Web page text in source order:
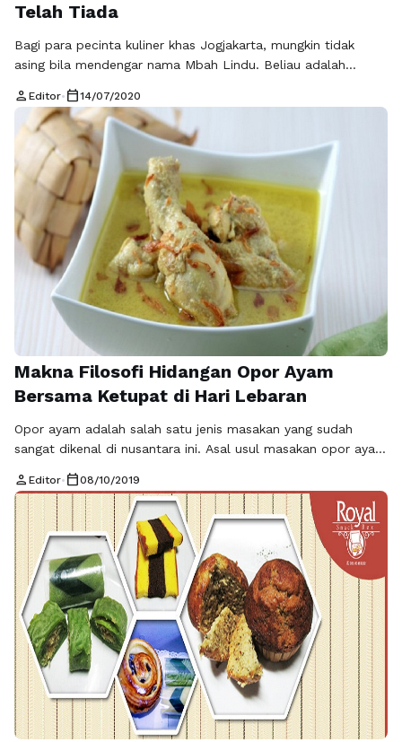
Telah Tiada
Bagi para pecinta kuliner khas Jogjakarta, mungkin tidak
asing bila mendengar nama Mbah Lindu. Beliau adalah
negeri, namun sayangnya 12 Juli lalu telah meninggal dunia.
Berpulang di usianya yang telah lebih dari 100 tahun. Gudeg
Mbah Lindu dimasak dengan cara tradisional yaitu di atas
tungku kayu bakar, dan …Baca Selengkapnya
person Editor• calendar_today14/07/2020
Makna Filosofi Hidangan Opor Ayam
Bersama Ketupat di Hari Lebaran
Opor ayam adalah salah satu jenis masakan yang sudah
sangat dikenal di nusantara ini. Asal usul masakan opor ayam
yaitu di Jawa Tengah dan Jawa Timur. Meskipun hingga saat
ini tidak ada satupun dari peneliti kuliner yang dapat
menjelaskan opor ayam tersebut berasal dari mana dan …
Baca Selengkapnya
person Editor• calendar_today08/10/2019